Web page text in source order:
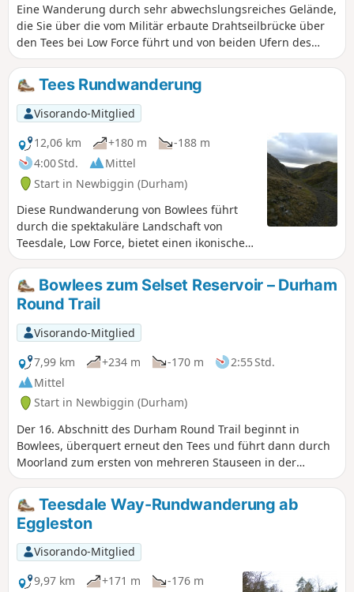
Eine Wanderung durch sehr abwechslungsreiches Gelände,
die Sie über die vom Militär erbaute Drahtseilbrücke über
den Tees bei Low Force führt und von beiden Ufern des
Flusses aus einen atemberaubenden Blick auf die
herabstürzenden Wasserfälle bietet. Sie erhaschen einen
Blick auf die königliche Residenz Holwick Hall und die
beeindruckende Felsformation Holwick Scar, bevor Sie sich
auf die offenen Moore begeben, um von Teesdale nach
Lunedale aufzusteigen, kehren jedoch schnell nach
Teesdale zurück, um den Abstieg in Richtung Middleton in
Teesdale anzutreten. Der Rest dieser interessanten
Wanderung folgt dem Fluss Tees flussaufwärts zurück nach
Low Force über den gut ausgeschilderten Pennine Way.
Tees Rundwanderung
Visorando-Mitglied
12,06 km
+180 m
-188 m
4:00 Std.
Mittel
Start in Newbiggin (Durham)
Diese Rundwanderung von Bowlees führt
durch die spektakuläre Landschaft von
Teesdale, Low Force, bietet einen ikonischen
Blick auf High Force, die geografisch
berühmten Holwick Scars und Ausblicke auf
die königliche Residenz Holwick Lodge.
Bowlees zum Selset Reservoir – Durham
Round Trail
Visorando-Mitglied
7,99 km
+234 m -170 m
2:55 Std.
Mittel
Start in Newbiggin (Durham)
Der 16. Abschnitt des Durham Round Trail beginnt in
Bowlees, überquert erneut den Tees und führt dann durch
Moorland zum ersten von mehreren Stauseen in der
Gegend. Dieser Abschnitt beinhaltet einen Aufstieg in der
ersten Hälfte der Wanderung, der mit einer
atemberaubenden Aussicht über die Pennines belohnt
wird.
Teesdale Way-Rundwanderung ab
Eggleston
Visorando-Mitglied
9,97 km
+171 m
-176 m